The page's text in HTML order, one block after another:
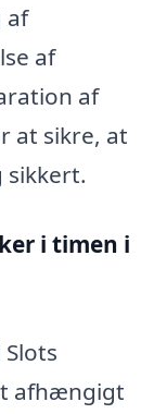
af
af
af
at sikre, at
i timen i
afhængigt